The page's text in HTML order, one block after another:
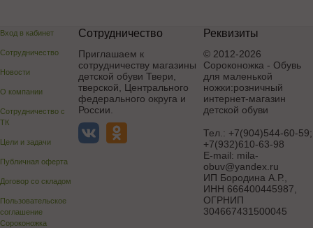
Вход в кабинет
Сотрудничество
Новости
О компании
Сотрудничество с
ТК
Цели и задачи
Публичная оферта
Договор со складом
Пользовательское
соглашение
Сороконожка
Сотрудничество
Приглашаем к
сотрудничеству магазины
детской обуви Твери,
тверской, Центрального
федерального округа и
России.
Реквизиты
© 2012-2026
Сороконожка - Обувь
для маленькой
ножки:розничный
интернет-магазин
детской обуви
Тел.: +7(904)544-60-59;
+7(932)610-63-98
E-mail: mila-
obuv@yandex.ru
ИП Бородина А.Р.
ИНН 666400445987,
ОГРНИП
304667431500045